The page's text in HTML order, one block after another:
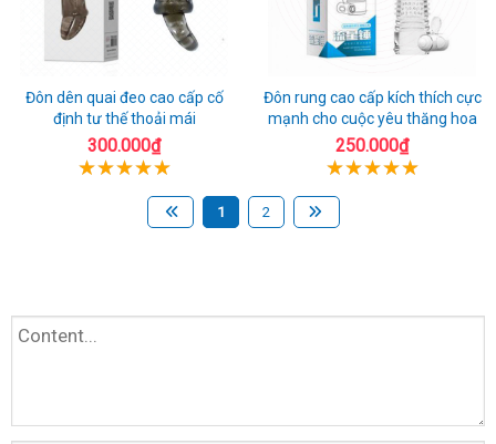
Đôn dên quai đeo cao cấp cố
định tư thế thoải mái
300.000₫
Đôn rung cao cấp kích thích cực
mạnh cho cuộc yêu thăng hoa
250.000₫
1 2